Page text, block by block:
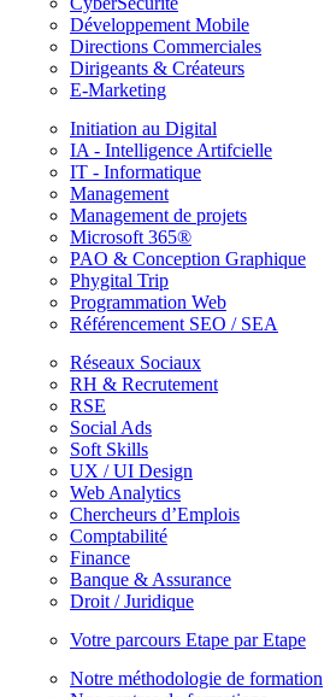
Développement Mobile
Directions Commerciales
Dirigeants & Créateurs
E-Marketing
Initiation au Digital
IA - Intelligence Artifcielle
IT - Informatique
Management
Management de projets
Microsoft 365®
PAO & Conception Graphique
Phygital Trip
Programmation Web
Référencement SEO / SEA
Réseaux Sociaux
RH & Recrutement
RSE
Social Ads
Soft Skills
UX / UI Design
Web Analytics
Chercheurs d’Emplois
Comptabilité
Finance
Banque & Assurance
Droit / Juridique
Votre parcours Etape par Etape
Notre méthodologie de formation